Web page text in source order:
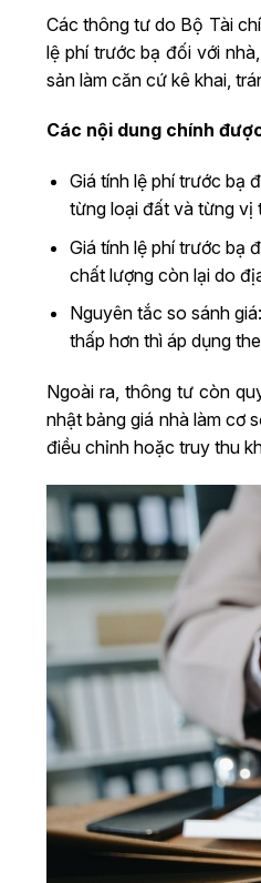
Các thông tư do Bộ Tài
lệ phí trước bạ đối với
sản làm căn cứ kê khai,
Các nội dung chính
Giá tính lệ phí trước bạ
từng loại đất và từng vị
Giá tính lệ phí trước bạ
chất lượng còn lại do
Nguyên tắc so sánh
thấp hơn thì áp dụng
Ngoài ra, thông tư còn
nhật bảng giá nhà làm cơ
điều chỉnh hoặc truy thu